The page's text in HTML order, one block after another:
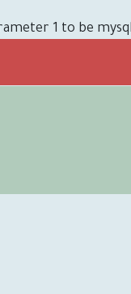
1 to be